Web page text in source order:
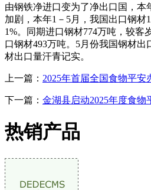
由钢铁净进口变为了净出口国，本
加剧，本年1－5月，我国出口钢材
1%。同期进口钢材774万吨，较客
口钢材493万吨。5月份我国钢材出
材出口量汗青记实。
上一篇： 2025年首届全国食物平
下一篇： 金湖县启动2025年度食物
热销产品